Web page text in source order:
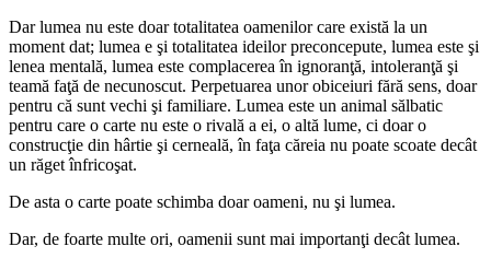
Dar lumea nu este doar totalitatea oamenilor care există la un
moment dat; lumea e şi totalitatea ideilor preconcepute, lumea este şi
lenea mentală, lumea este complacerea în ignoranţă, intoleranţă şi
teamă faţă de necunoscut. Perpetuarea unor obiceiuri fără sens, doar
pentru că sunt vechi şi familiare. Lumea este un animal sălbatic
pentru care o carte nu este o rivală a ei, o altă lume, ci doar o
construcţie din hârtie şi cerneală, în faţa căreia nu poate scoate decât
un răget înfricoşat.
De asta o carte poate schimba doar oameni, nu şi lumea.
Dar, de foarte multe ori, oamenii sunt mai importanţi decât lumea.